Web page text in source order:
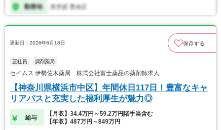
更新日：2026年6月18日 保存する
正社員 調剤薬局
セイムス 伊勢佐木薬局 株式会社富士薬品の薬剤師求人
【神奈川県横浜市中区】年間休日117日！豊富なキャ
リアパスと充実した福利厚生が魅力◎
給与
【月収】34.4万円～59.2万円諸手当含む
【年収】487万円～849万円